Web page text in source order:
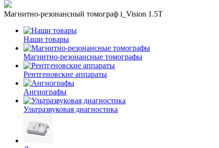
Магнитно-резонансный томограф i_Vision 1.5T
Наши товары
Магнитно-резонансные томографы
Рентгеновские аппараты
Ангиографы
Ультразвуковая диагностика